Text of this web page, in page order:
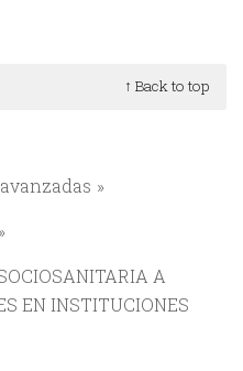
↑ Back to top
A
EN INSTITUCIONES